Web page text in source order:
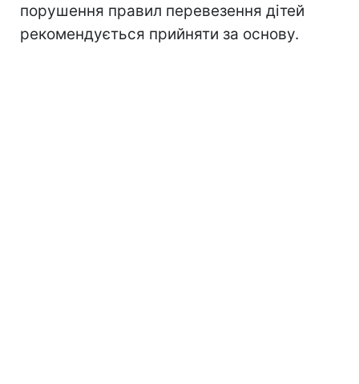
порушення правил перевезення дітей
рекомендується прийняти за основу.